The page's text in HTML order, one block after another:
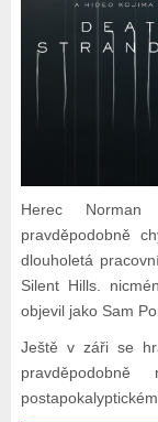
Herec
pravděpodobně
dlouholetá
Silent Hills.
objevil jako Sam
Ještě v záři se